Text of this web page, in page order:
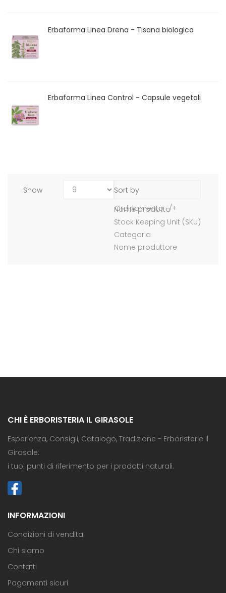
Erbaforma Linea Drena - Tisana biologica
Erbaforma Linea Control - Capsule vegetali
Show
Sort by
Ordinamento -/+
Nome prodotto
Stock Keeping Unit (SKU)
Categoria
Nome produttore
CHI È ERBORISTERIA IL GIRASOLE
Esperienza, Consigli, Catalogo, Tradizione - Erboristerie Il
Girasole:
i tuoi punti di riferimento per i prodotti naturali.
INFORMAZIONI
Condizioni di vendita
Chi siamo
Contatti
Pagamenti sicuri